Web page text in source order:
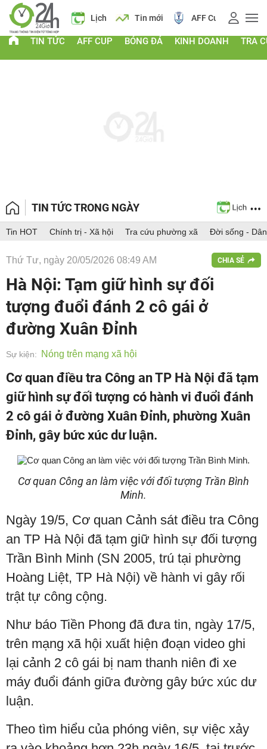
Lịch Tin mới AFF Cup Giá vàng
TIN TỨC AFF CUP BÓNG ĐÁ KINH DOANH TRA
TIN TỨC TRONG NGÀY
Tin HOT Chính trị - Xã hội Tra cứu phường xã Đời sống -
Thứ Tư, ngày 20/05/2026 08:49 AM CHIA SẺ
Hà Nội: Tạm giữ hình sự đối
tượng đuổi đánh 2 cô gái ở
đường Xuân Đỉnh
Sự kiện: Nóng trên mạng xã hội
Cơ quan điều tra Công an TP Hà Nội đã tạm
giữ hình sự đối tượng có hành vi đuổi đánh
2 cô gái ở đường Xuân Đỉnh, phường Xuân
Đỉnh, gây bức xúc dư luận.
Cơ quan Công an làm việc với đối tượng Trần Bình
Minh.
Ngày 19/5, Cơ quan Cảnh sát điều tra Công
an TP Hà Nội đã tạm giữ hình sự đối tượng
Trần Bình Minh (SN 2005, trú tại phường
Hoàng Liệt, TP Hà Nội) về hành vi gây rối
trật tự công cộng.
Như báo Tiền Phong đã đưa tin, ngày 17/5,
trên mạng xã hội xuất hiện đoạn video ghi
lại cảnh 2 cô gái bị nam thanh niên đi xe
máy đuổi đánh giữa đường gây bức xúc dư
luận.
Theo tìm hiểu của phóng viên, sự việc xảy